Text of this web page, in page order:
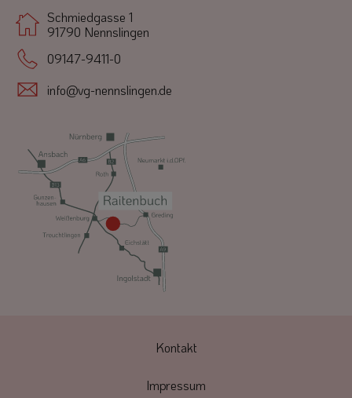
Schmiedgasse 1
91790 Nennslingen
09147-9411-0
info@vg-nennslingen.de
Kontakt
Impressum